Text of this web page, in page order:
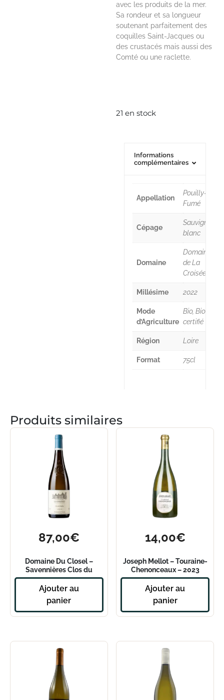
avec les produits de la mer.
Sa rondeur et sa longueur
soutenant parfaitement des
coquilles Saint-Jacques ou
des crustacés mais aussi des
Comté ou une raclette.
21 en stock
Informations
complémentaires
Appellation
Pouilly-
Fumé
Cépage
Sauvignon
blanc
Domaine
Domaine
de La
Croisée
Millésime 2022
Mode
d’Agriculture
Bio, Bio
certifié
Région Loire
Format 75cl
Produits similaires
87,00€
Domaine Du Closel –
Savennières Clos du
Papillon 2020 – Magnum
Ajouter au
panier
14,00€
Joseph Mellot – Touraine-
Chenonceaux – 2023
Ajouter au
panier